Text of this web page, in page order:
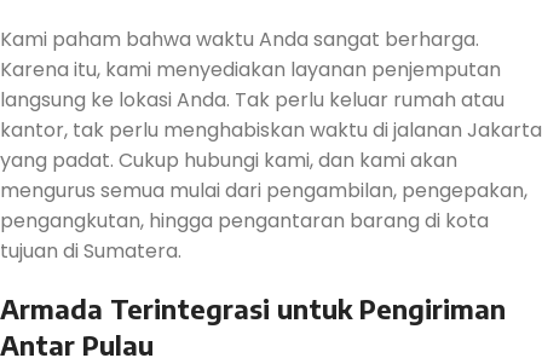
Kami paham bahwa waktu Anda sangat berharga.
Karena itu, kami menyediakan layanan penjemputan
langsung ke lokasi Anda. Tak perlu keluar rumah atau
kantor, tak perlu menghabiskan waktu di jalanan Jakarta
yang padat. Cukup hubungi kami, dan kami akan
mengurus semua mulai dari pengambilan, pengepakan,
pengangkutan, hingga pengantaran barang di kota
tujuan di Sumatera.
Armada Terintegrasi untuk Pengiriman
Antar Pulau